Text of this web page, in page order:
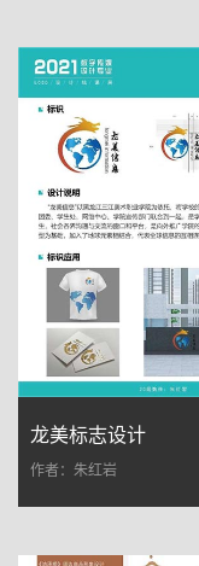
龙美标志设计
作者：朱红岩